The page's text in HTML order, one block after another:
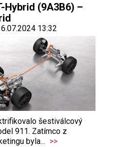
Hybrid (9A3B6) –
13:32
šestiválcový
911. Zatímco z
byla... >>